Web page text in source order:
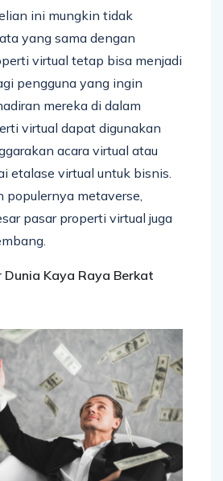
ini mungkin tidak
yang sama dengan
virtual tetap bisa menjadi
pengguna yang ingin
mereka di dalam
virtual dapat digunakan
acara virtual atau
etalase virtual untuk bisnis.
populernya metaverse,
pasar properti virtual juga
Kaya Raya Berkat